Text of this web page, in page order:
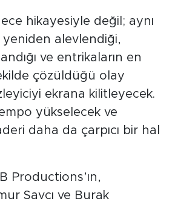
hikayesiyle değil; aynı
yeniden alevlendiği,
ve entrikaların en
çözüldüğü olay
ekrana kilitleyecek.
yükselecek ve
daha da çarpıcı bir hal
Productions’ın,
Savcı ve Burak